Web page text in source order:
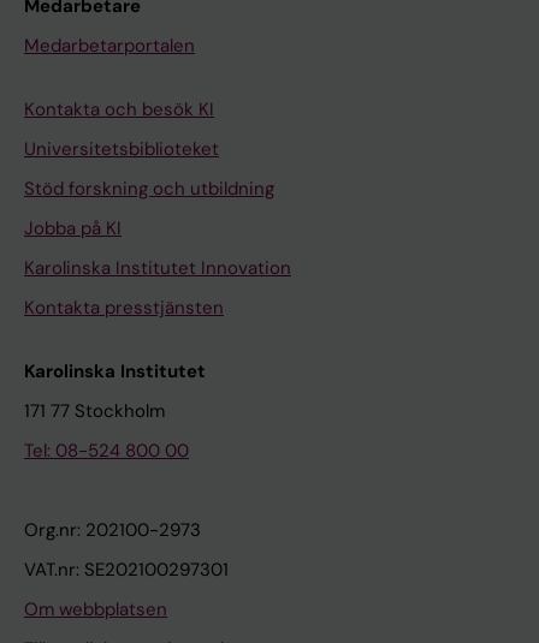
Medarbetare
Medarbetarportalen
Kontakta och besök KI
Universitetsbiblioteket
Stöd forskning och utbildning
Jobba på KI
Karolinska Institutet Innovation
Kontakta presstjänsten
Karolinska Institutet
171 77 Stockholm
Tel: 08-524 800 00
Org.nr: 202100-2973
VAT.nr: SE202100297301
Om webbplatsen